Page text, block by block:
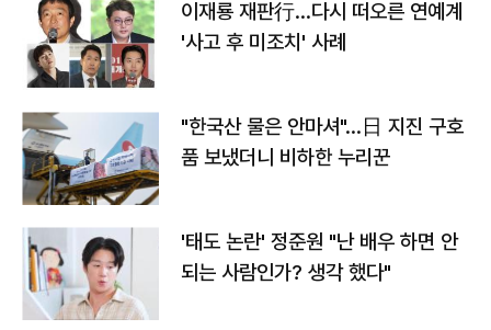
이재룡 재판行…다시 떠오른 연예계
'사고 후 미조치' 사례
"한국산 물은 안마셔"…日 지진 구호
품 보냈더니 비하한 누리꾼
'태도 논란' 정준원 "난 배우 하면 안
되는 사람인가? 생각 했다"